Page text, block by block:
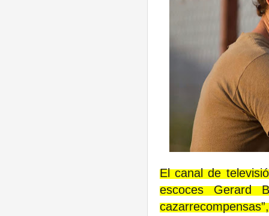
El canal de
escoces Gerard